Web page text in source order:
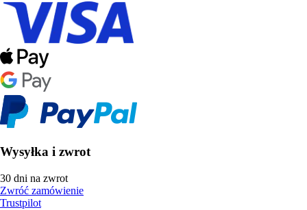
Wysyłka i zwrot
30 dni na zwrot
Zwróć zamówienie
Trustpilot